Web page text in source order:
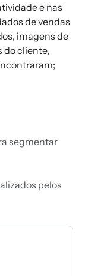
e nas
de vendas
imagens de
do cliente,
segmentar
pelos